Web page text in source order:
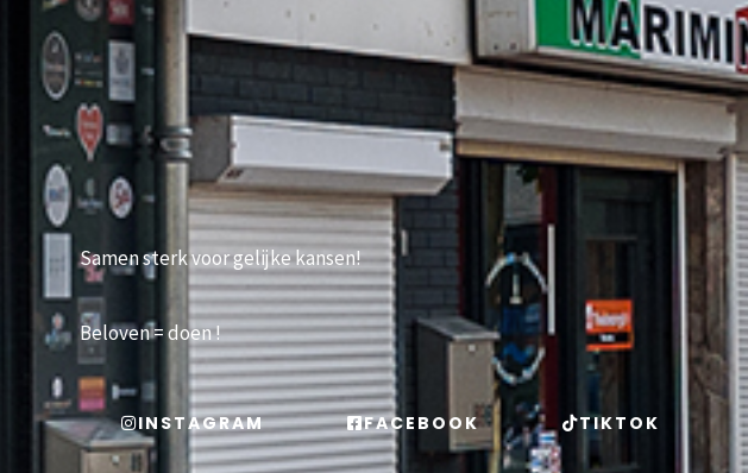
Samen sterk voor gelijke kansen!
Beloven = doen !
INSTAGRAM FACEBOOK TIKTOK